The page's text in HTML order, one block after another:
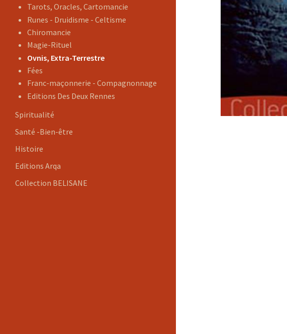
Tarots, Oracles, Cartomancie
Runes - Druidisme - Celtisme
Chiromancie
Magie-Rituel
Ovnis, Extra-Terrestre
Fées
Franc-maçonnerie - Compagnonnage
Editions Des Deux Rennes
Spiritualité
Santé -Bien-être
Histoire
Editions Arqa
Collection BELISANE